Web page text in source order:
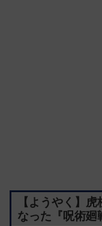
【ようやく】
なった『呪術廻